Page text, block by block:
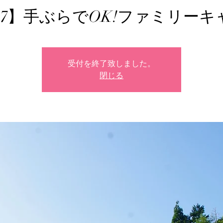
】手ぶらでOK!ファミリーキ
受付を終了致しました。
閉じる